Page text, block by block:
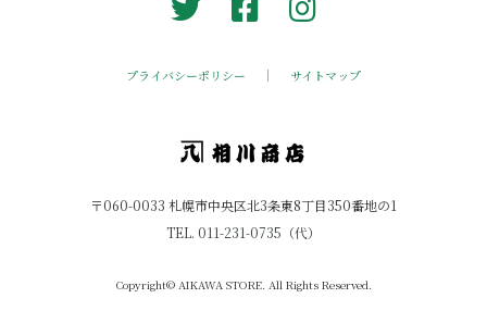
〒060-0033 札幌市中央区北3条東8丁目350番地の1
TEL. 011-231-0735 （代）
プライバシーポリシー サイトマップ
Copyright© AIKAWA STORE. All Rights Reserved.